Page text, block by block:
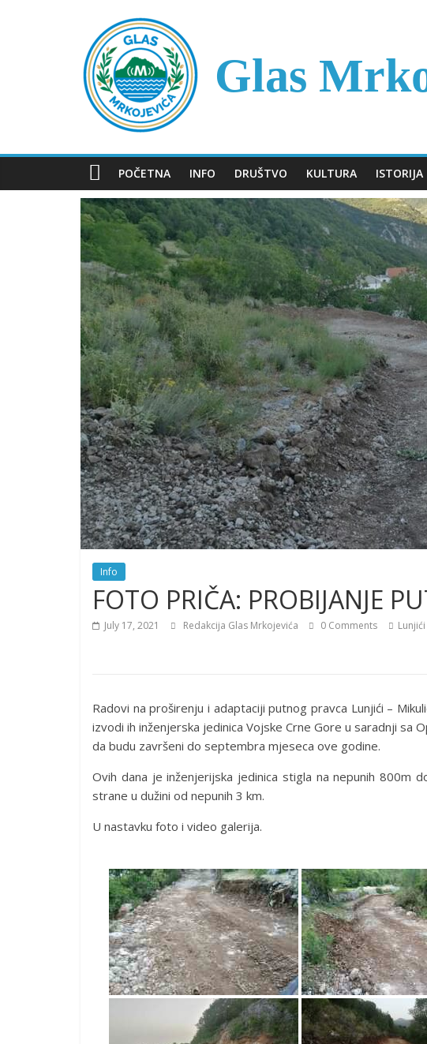
Glas
POČETNA INFO DRUŠTVO KULTURA ISTORIJA
Info
FOTO PRIČA: PROBIJANJE
July 17, 2021 Redakcija Glas Mrkojevića 0 Comments Lunjići
Radovi na proširenju i adaptaciji putnog pravca Lunjići –
izvodi ih inženjerska jedinica Vojske Crne Gore u saradnji sa
da budu završeni do septembra mjeseca ove godine.
Ovih dana je inženjerijska jedinica stigla na nepunih 800m
strane u dužini od nepunih 3 km.
U nastavku foto i video galerija.